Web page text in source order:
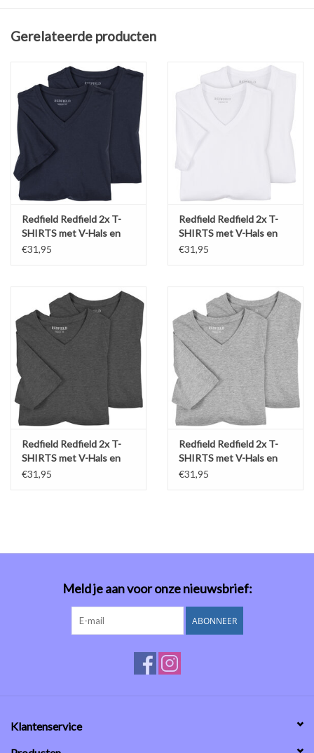
• 3XL - Borstomvang: 138 cm, Ruglengte: 84 cm
• 4XL - Borstomvang: 146 cm, Ruglengte: 86 cm
• 5XL - Borstomvang: 154 cm, Ruglengte: 88 cm
• 6XL - Borstomvang: 162 cm, Ruglengte: 90 cm
• 7XL - Borstomvang: 170 cm, Ruglengte: 92 cm
• 8XL - Borstomvang: 178 cm, Ruglengte: 94 cm
Machinewas : 30 graden
Gerelateerde producten
Redfield Redfield 2x T-
SHIRTS met V-Hals en
korte mouw navy
€31,95
Redfield Redfield 2x T-
SHIRTS met V-Hals en
korte mouw wit
€31,95
Redfield Redfield 2x T-
SHIRTS met V-Hals en
korte mouw antraciet
€31,95
Redfield Redfield 2x T-
SHIRTS met V-Hals en
korte mouw grijs
€31,95
Meld je aan voor onze nieuwsbrief:
ABONNEER
Klantenservice